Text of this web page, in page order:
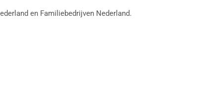
en Familiebedrijven Nederland.